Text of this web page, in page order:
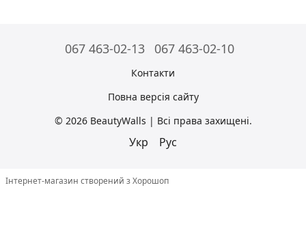
067 463-02-13 067 463-02-10
Контакти
Повна версія сайту
© 2026 BeautyWalls | Всі права захищені.
Укр Рус
Інтернет-магазин створений з Хорошоп